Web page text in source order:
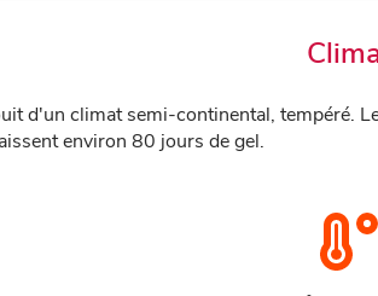
d'un climat semi-continental, tempéré.
environ 80 jours de gel.